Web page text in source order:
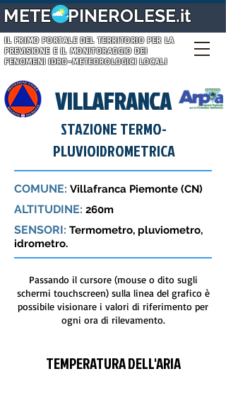
METE PINEROLESE.it
IL PRIMO PORTALE DEL TERRITORIO PER LA
PREVISIONE E IL MONITORAGGIO DEI
FENOMENI IDRO-METEOROLOGICI LOCALI
STAZIONE TERMO-
PLUVIOIDROMETRICA
VILLAFRANCA
COMUNE: Villafranca Piemonte (CN)
ALTITUDINE: 260m
SENSORI: Termometro, pluviometro,
idrometro.
Passando il cursore (mouse o dito sugli
schermi touchscreen) sulla linea del grafico è
possibile visionare i valori di riferimento per
ogni ora di rilevamento.
TEMPERATURA DELL'ARIA